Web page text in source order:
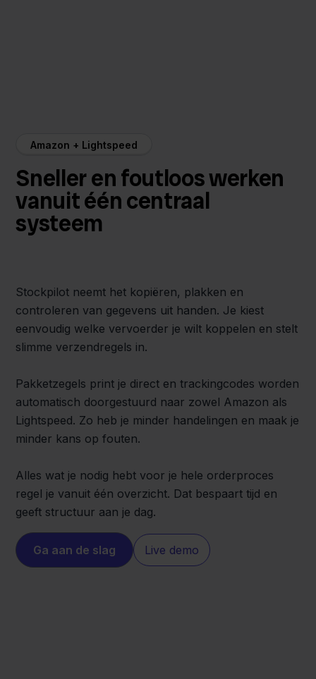
Amazon + Lightspeed
Sneller en foutloos werken
vanuit één centraal
systeem
Stockpilot neemt het kopiëren, plakken en
controleren van gegevens uit handen. Je kiest
eenvoudig welke vervoerder je wilt koppelen en stelt
slimme verzendregels in.
Pakketzegels print je direct en trackingcodes worden
automatisch doorgestuurd naar zowel Amazon als
Lightspeed. Zo heb je minder handelingen en maak je
minder kans op fouten.
Alles wat je nodig hebt voor je hele orderproces
regel je vanuit één overzicht. Dat bespaart tijd en
geeft structuur aan je dag.
Ga aan de slag Live demo